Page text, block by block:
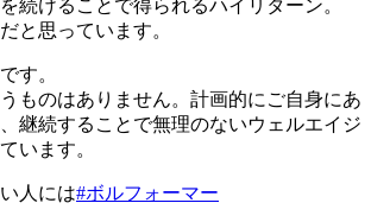
続けることで得られるハイリターン。
と思っています。
す。
ものはありません。計画的にご自身にあ
継続することで無理のないウェルエイジ
います。
人には#ボルフォーマー